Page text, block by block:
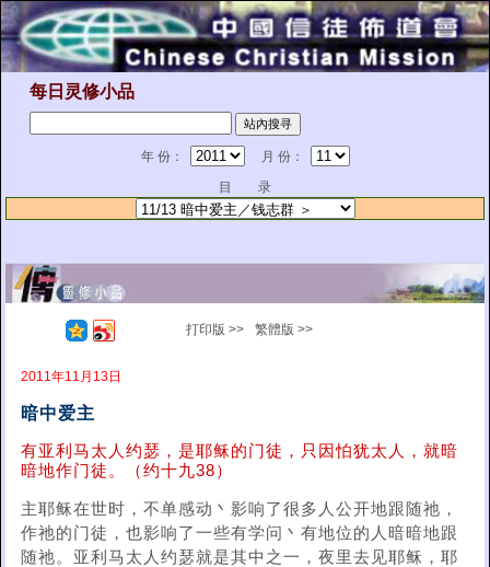
每日灵修小品
年 份：
月 份：
目 录
打印版 >> 繁體版 >>
2011年11月13日
暗中爱主
有亚利马太人约瑟，是耶稣的门徒，只因怕犹太人，就暗
暗地作门徒。（约十九38）
主耶稣在世时，不单感动丶影响了很多人公开地跟随祂，
作祂的门徒，也影响了一些有学问丶有地位的人暗暗地跟
随祂。亚利马太人约瑟就是其中之一，夜里去见耶稣，耶